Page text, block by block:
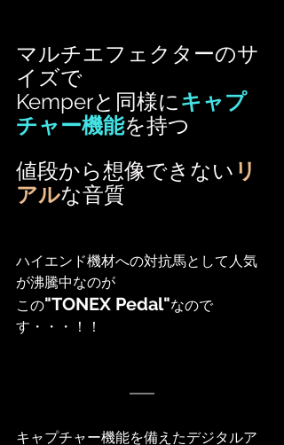
マルチエフェクターのサ
イズで
Kemperと同様にキャプ
チャー機能を持つ
値段から想像できない リ
アルな音質
ハイエンド機材への対抗馬として人気
が沸騰中なのが
この"TONEX Pedal"なので
す・・・！！
キャプチャー機能を備えたデジタルア